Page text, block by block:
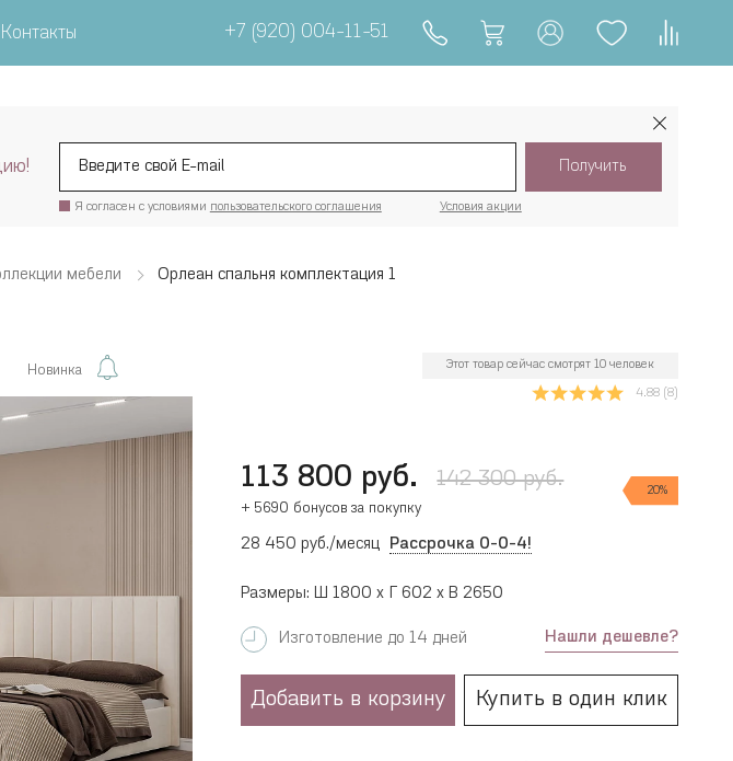
Контакты +7 (920) 004-11-51
Получить
Я согласен с условиями пользовательского соглашения Условия акции
мебели Орлеан спальня комплектация 1
Новинка
4.88 (8)
Этот товар сейчас смотрят 10 человек
113 800 руб. 142 300 руб.
20%
+ 5690 бонусов за покупку
28 450 руб./месяц Рассрочка 0-0-4!
Размеры: Ш 1800 x Г 602 x В 2650
Изготовление до 14 дней Нашли дешевле?
Добавить в корзину Купить в один клик